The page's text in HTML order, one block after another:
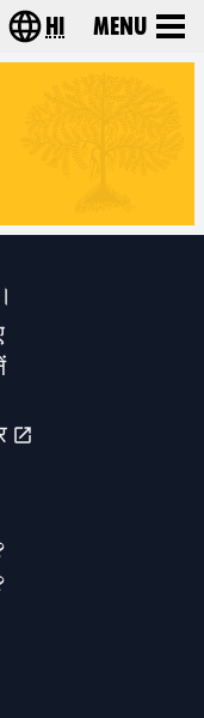
Choose your
hi Menu